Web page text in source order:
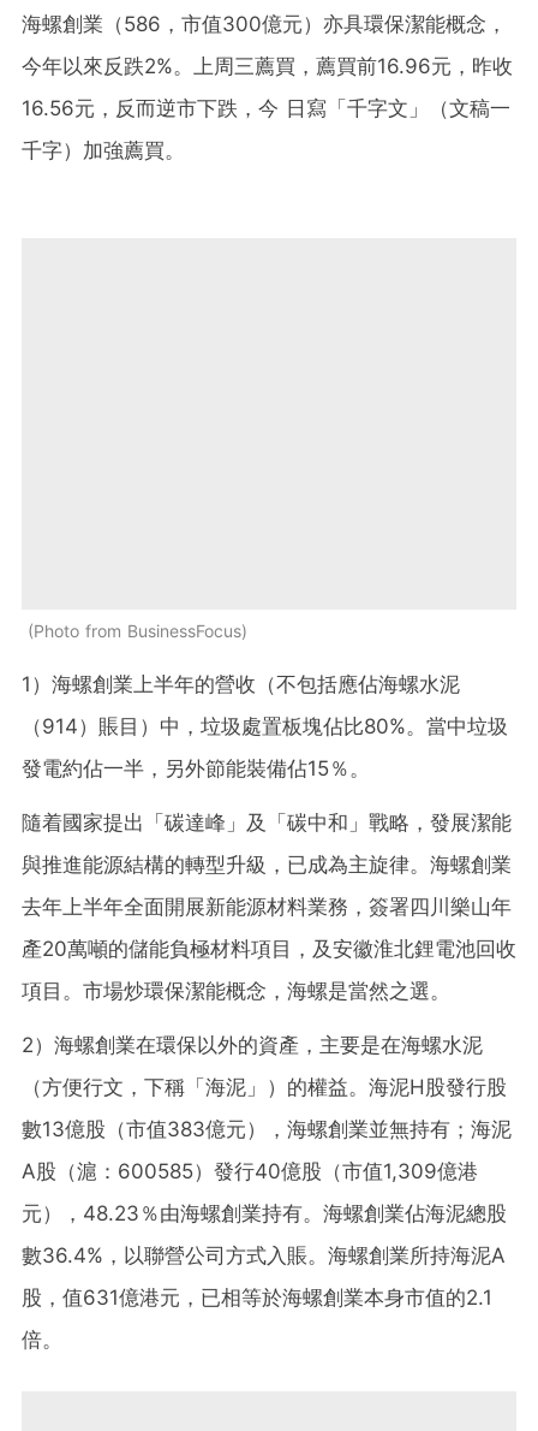
海螺創業（586，市值300億元）亦具環保潔能概念，
今年以來反跌2%。上周三薦買，薦買前16.96元，昨收
16.56元，反而逆市下跌，今 日寫「千字文」（文稿一
千字）加強薦買。
Photo from BusinessFocus
1）海螺創業上半年的營收（不包括應佔海螺水泥
（914）賬目）中，垃圾處置板塊佔比80%。當中垃圾
發電約佔一半，另外節能裝備佔15％。
隨着國家提出「碳達峰」及「碳中和」戰略，發展潔能
與推進能源結構的轉型升級，已成為主旋律。海螺創業
去年上半年全面開展新能源材料業務，簽署四川樂山年
產20萬噸的儲能負極材料項目，及安徽淮北鋰電池回收
項目。市場炒環保潔能概念，海螺是當然之選。
2）海螺創業在環保以外的資產，主要是在海螺水泥
（方便行文，下稱「海泥」）的權益。海泥H股發行股
數13億股（市值383億元），海螺創業並無持有；海泥
A股（滬：600585）發行40億股（市值1,309億港
元），48.23％由海螺創業持有。海螺創業佔海泥總股
數36.4%，以聯營公司方式入賬。海螺創業所持海泥A
股，值631億港元，已相等於海螺創業本身市值的2.1
倍。